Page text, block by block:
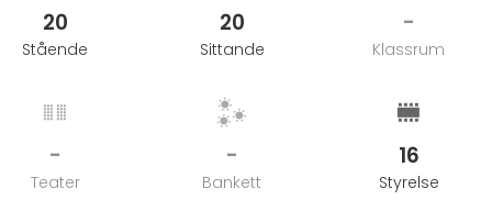
20
Stående
20
Sittande
-
Klassrum
-
Teater
-
Bankett
16
Styrelse